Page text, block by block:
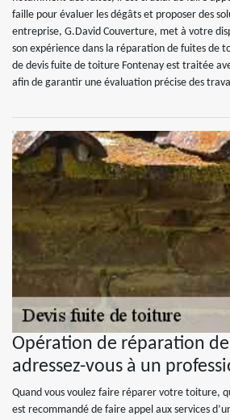
faille pour évaluer les dégâts et proposer des
entreprise, G.David Couverture, met à votre
son expérience dans la réparation de fuites de
de devis fuite de toiture Fontenay est traitée
afin de garantir une évaluation précise des
Opération de réparation
adressez-vous à un
Quand vous voulez faire réparer votre toiture,
est recommandé de faire appel aux services